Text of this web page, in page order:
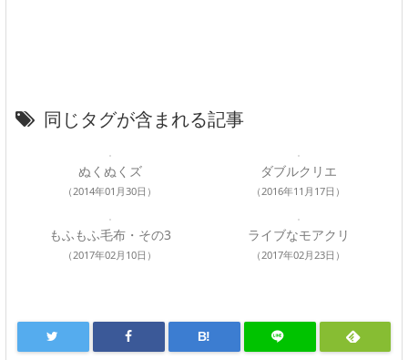
同じタグが含まれる記事
ぬくぬくズ
（2014年01月30日）
ダブルクリエ
（2016年11月17日）
もふもふ毛布・その3
（2017年02月10日）
ライブなモアクリ
（2017年02月23日）
B!